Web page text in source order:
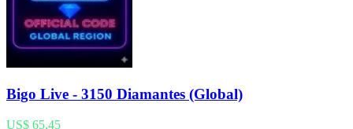
Bigo Live - 3150 Diamantes (Global)
US$ 65,45